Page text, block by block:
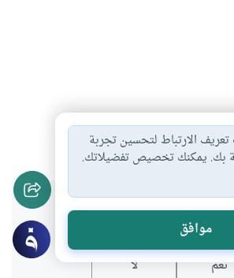
#علماء # الاتحاد العالمي لعلماء…
بهذا المحتوى؟
نعم لا
الارتباط لتحسين تجربة
بك. يمكنك تخصيص تفضيلاتك.
موافق